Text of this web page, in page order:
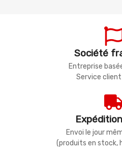
Société
Entreprise
Service
Envoi le jour
(produits en stock,